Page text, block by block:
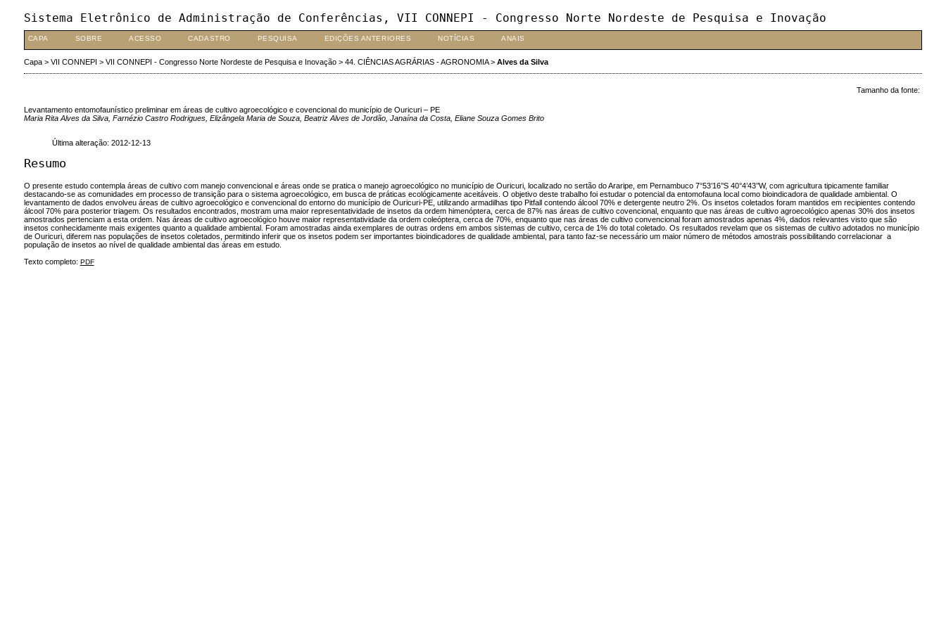
Sistema Eletrônico de Administração de Conferências, VII CONNEPI - Congresso Norte Nordeste de Pesquisa e Inovação
CAPA SOBRE ACESSO CADASTRO PESQUISA EDIÇÕES ANTERIORES NOTÍCIAS ANAIS
Capa> VII CONNEPI > VII CONNEPI - Congresso Norte Nordeste de Pesquisa e Inovação> 44. CIÊNCIAS AGRÁRIAS - AGRONOMIA> Alves da Silva
Tamanho da fonte:
Levantamento entomofaunístico preliminar em áreas de cultivo agroecológico e covencional do município de Ouricuri – PE
Maria Rita Alves da Silva, Farnézio Castro Rodrigues, Elizângela Maria de Souza, Beatriz Alves de Jordão, Janaína da Costa, Eliane Souza Gomes Brito
Última alteração: 2012-12-13
Resumo
O presente estudo contempla áreas de cultivo com manejo convencional e áreas onde se pratica o manejo agroecológico no município de Ouricuri, localizado no sertão do Araripe, em Pernambuco 7°53’16’’S 40°4’43’’W, com agricultura tipicamente familiar
destacando-se as comunidades em processo de transição para o sistema agroecológico, em busca de práticas ecológicamente aceitáveis. O objetivo deste trabalho foi estudar o potencial da entomofauna local como bioindicadora de qualidade ambiental. O
levantamento de dados envolveu áreas de cultivo agroecológico e convencional do entorno do município de Ouricuri-PE, utilizando armadilhas tipo Pitfall contendo álcool 70% e detergente neutro 2%. Os insetos coletados foram mantidos em recipientes contendo
álcool 70% para posterior triagem. Os resultados encontrados, mostram uma maior representatividade de insetos da ordem himenóptera, cerca de 87% nas áreas de cultivo covencional, enquanto que nas áreas de cultivo agroecológico apenas 30% dos insetos
amostrados pertenciam a esta ordem. Nas áreas de cultivo agroecológico houve maior representatividade da ordem coleóptera, cerca de 70%, enquanto que nas áreas de cultivo convencional foram amostrados apenas 4%, dados relevantes visto que são
insetos conhecidamente mais exigentes quanto a qualidade ambiental. Foram amostradas ainda exemplares de outras ordens em ambos sistemas de cultivo, cerca de 1% do total coletado. Os resultados revelam que os sistemas de cultivo adotados no município
de Ouricuri, diferem nas populações de insetos coletados, permitindo inferir que os insetos podem ser importantes bioindicadores de qualidade ambiental, para tanto faz-se necessário um maior número de métodos amostrais possibilitando correlacionar a
população de insetos ao nível de qualidade ambiental das áreas em estudo.
Texto completo: PDF